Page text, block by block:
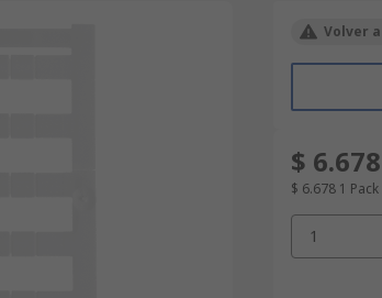
Volver
$ 6.678
$ 6.678 1
1